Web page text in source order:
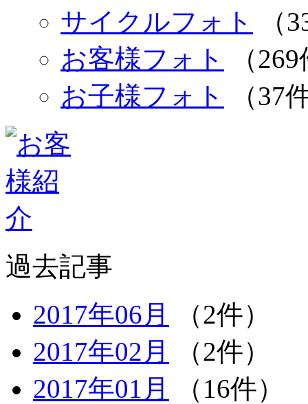
サイクルフォト
（
お客様フォト
（
お子様フォト
（37
過去記事
2017年06月
（2件）
2017年02月
（2件）
2017年01月
（16件）